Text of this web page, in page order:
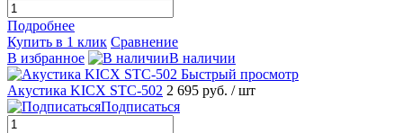
Подробнее
Купить в 1 клик Сравнение
В избранное
В наличии
Быстрый просмотр
Акустика KICX STC-502 2 695 руб. / шт
Подписаться